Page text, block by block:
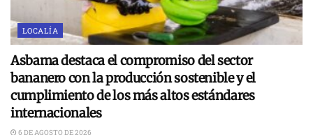
LOCALÍA
Asbama destaca el compromiso del sector
bananero con la producción sostenible y el
cumplimiento de los más altos estándares
internacionales
6 DE AGOSTO DE 2026